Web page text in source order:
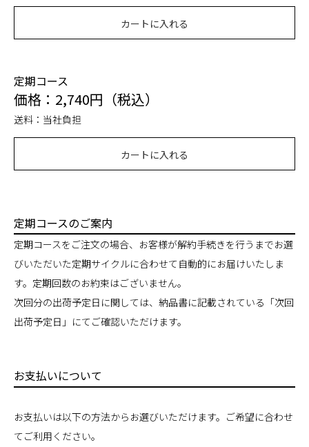
カートに入れる
定期コース
価格：2,740円（税込）
送料：当社負担
カートに入れる
定期コースのご案内
定期コースをご注文の場合、お客様が解約手続きを行うまでお選
びいただいた定期サイクルに合わせて自動的にお届けいたしま
す。定期回数のお約束はございません。
次回分の出荷予定日に関しては、納品書に記載されている「次回
出荷予定日」にてご確認いただけます。
お支払いについて
お支払いは以下の方法からお選びいただけます。ご希望に合わせ
てご利用ください。